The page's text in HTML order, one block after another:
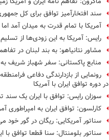
سند افتخارآمیز توافق برای کل
آمریکا با تمام قدرت به میدان آمد
رایس: آمریکا به این زودی‌ها از
مشاور نتانیاهو: به بند لبنان در
منابع پاکستانی: سفر شهباز شریف
در دوره توافق ایران با آمریکا
سوزان رایس: توافق با ایران یک
کارلسون: توافق ایران به امپراطوری
سناتور آمریکایی: ریگان در گور خود
سناتور بلومنتال: سنا قطعا توافق با